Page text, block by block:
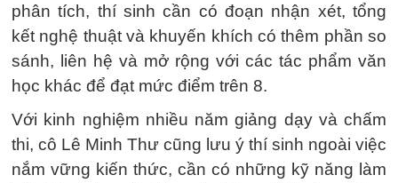
phân tích, thí sinh cần có đoạn nhận xét, tổng
kết nghệ thuật và khuyến khích có thêm phần so
sánh, liên hệ và mở rộng với các tác phẩm văn
học khác để đạt mức điểm trên 8.
Với kinh nghiệm nhiều năm giảng dạy và chấm
thi, cô Lê Minh Thư cũng lưu ý thí sinh ngoài việc
nắm vững kiến thức, cần có những kỹ năng làm